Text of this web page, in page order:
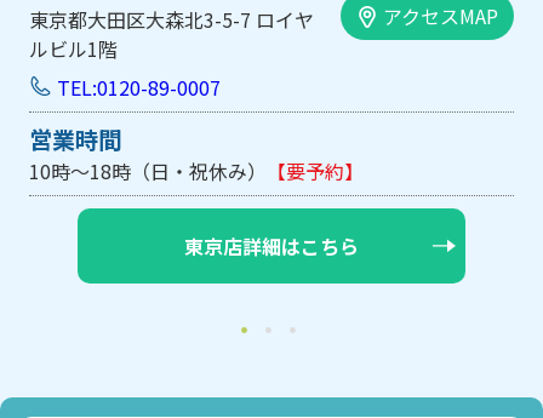
MAP
大阪市中央区内平野町1-1-5 西大
手前ビル103号
アクセス
TEL:0120-89-0007
営業時間
10時～18時（日・祝休み/土曜は不定休）
大阪店詳細はこちら